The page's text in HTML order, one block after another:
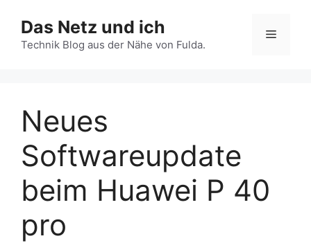
Inhalt
springen
Das Netz und ich
Technik Blog aus der Nähe von Fulda.
Menü
Neues
Softwareupdate
beim Huawei P 40
pro